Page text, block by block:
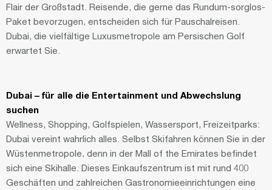
Flair der Großstadt. Reisende, die gerne das Rundum-sorglos-
Paket bevorzugen, entscheiden sich für Pauschalreisen.
Dubai, die vielfältige Luxusmetropole am Persischen Golf
erwartet Sie.
Dubai – für alle die Entertainment und Abwechslung
suchen
Wellness, Shopping, Golfspielen, Wassersport, Freizeitparks:
Dubai vereint wahrlich alles. Selbst Skifahren können Sie in der
Wüstenmetropole, denn in der Mall of the Emirates befindet
sich eine Skihalle. Dieses Einkaufszentrum ist mit rund 400
Geschäften und zahlreichen Gastronomieeinrichtungen eine